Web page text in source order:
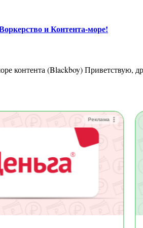
и Контента-море!
Реклама